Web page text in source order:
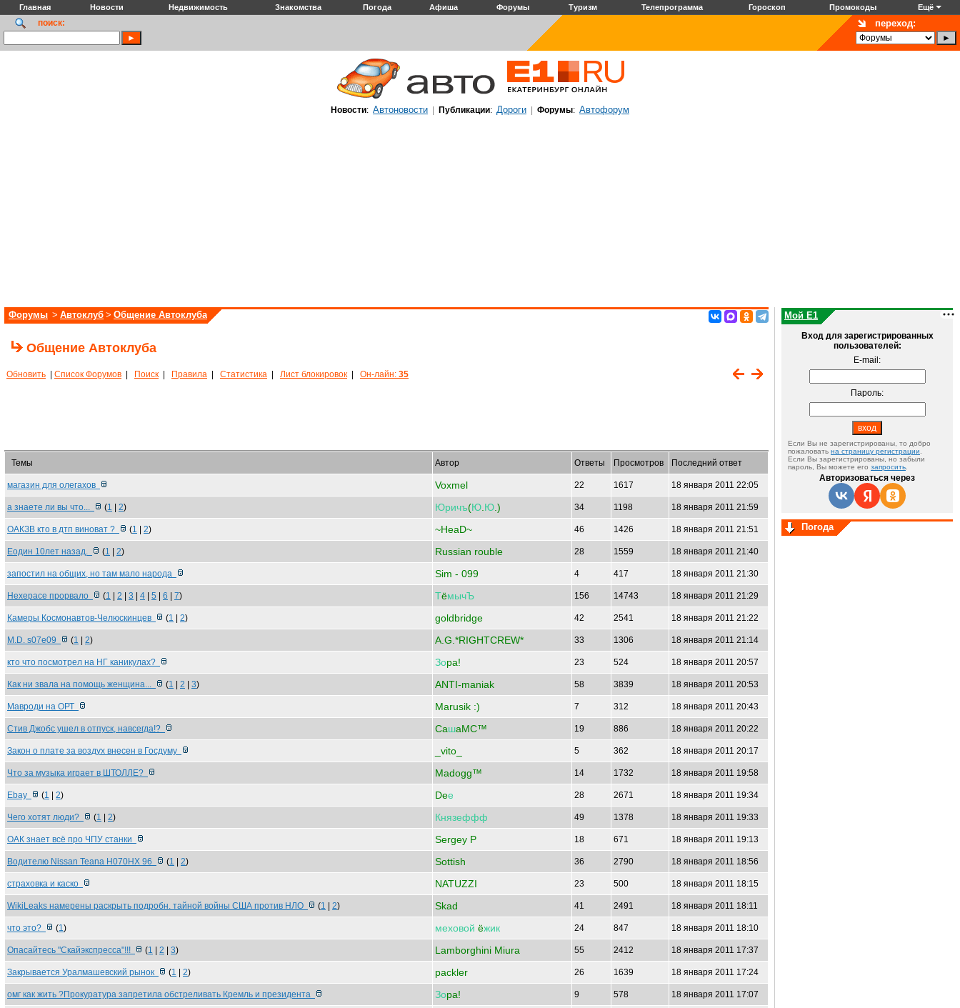
Главная Новости Недвижимость Знакомства Погода Афиша Форумы Туризм Телепрограмма Гороскоп Промокоды Ещё
поиск: переход:
Новости: Автоновости Публикации: Дороги Форумы: Автофорум
Форумы > Автоклуб > Общение Автоклуба
Общение Автоклуба
Обновить Список Форумов Поиск Правила Статистика Лист блокировок Он-лайн: 35
Темы Автор Ответы Просмотров Последний ответ
магазин для олегахов Voxmel 22 1617 18 января 2011 22:05
а знаете ли вы что... (1 2) Юричъ(Ю Ю .) 34 1198 18 января 2011 21:59
ОАКЗВ кто в дтп виноват ? (1 2) ~HeaD~ 46 1426 18 января 2011 21:51
Еодин 10лет назад. (1 2) Russian rouble 28 1559 18 января 2011 21:40
запостил на общих, но там мало народа Sim - 099 4 417 18 января 2011 21:30
Нехерасе прорвало (1 2 3 4 5 6 7) ТёмычЪ 156 14743 18 января 2011 21:29
Камеры Космонавтов-Челюскинцев (1 2) goldbridge 42 2541 18 января 2011 21:22
M.D. s07e09 (1 2) A.G.*RIGHTCREW* 33 1306 18 января 2011 21:14
кто что посмотрел на НГ каникулах? Зоpa! 23 524 18 января 2011 20:57
Как ни звала на помощь женщина... (1 2 3) ANTI-maniak 58 3839 18 января 2011 20:53
Мавроди на ОРТ Marusik :) 7 312 18 января 2011 20:43
Стив Джобс ушел в отпуск, навсегда!? CaшaMC™ 19 886 18 января 2011 20:22
Закон о плате за воздух внесен в Госдуму _vito_ 5 362 18 января 2011 20:17
Что за музыка играет в ШТОЛЛЕ? Madogg™ 14 1732 18 января 2011 19:58
Ebay (1 2) Deе 28 2671 18 января 2011 19:34
Чего хотят люди? (1 2) Князеффф 49 1378 18 января 2011 19:33
ОАК знает всё про ЧПУ станки Sergey P 18 671 18 января 2011 19:13
Водителю Nissan Teana Н070НХ 96 (1 2) Sottish 36 2790 18 января 2011 18:56
страховка и каско NATUZZI 23 500 18 января 2011 18:15
WikiLeaks намерены раскрыть подробн. тайной войны США против НЛО (1 2) Skad 41 2491 18 января 2011 18:11
что это? (1) меховой ёжик 24 847 18 января 2011 18:10
Опасайтесь "Скайэкспресса"!!! (1 2 3) Lamborghini Miura 55 2412 18 января 2011 17:37
Закрывается Уралмашевский рынок (1 2) packler 26 1639 18 января 2011 17:24
омг как жить ?Прокуратура запретила обстреливать Кремль и президента Зоpa! 9 578 18 января 2011 17:07
Мой E1
Вход для зарегистрированных
пользователей:
E-mail:
Пароль:
Если Вы не зарегистрированы, то добро
пожаловать на страницу регистрации
Если Вы зарегистрированы, но забыли
пароль, Вы можете его запросить
Авторизоваться через
Погода